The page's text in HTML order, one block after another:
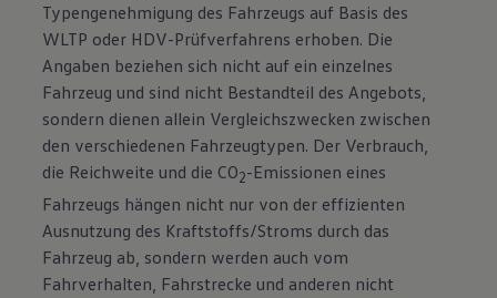
Typengenehmigung des Fahrzeugs auf Basis des
WLTP oder HDV-Prüfverfahrens erhoben. Die
Angaben beziehen sich nicht auf ein einzelnes
Fahrzeug und sind nicht Bestandteil des Angebots,
sondern dienen allein Vergleichszwecken zwischen
den verschiedenen Fahrzeugtypen. Der Verbrauch,
die Reichweite und die CO2-Emissionen eines
Fahrzeugs hängen nicht nur von der effizienten
Ausnutzung des Kraftstoffs/Stroms durch das
Fahrzeug ab, sondern werden auch vom
Fahrverhalten, Fahrstrecke und anderen nicht